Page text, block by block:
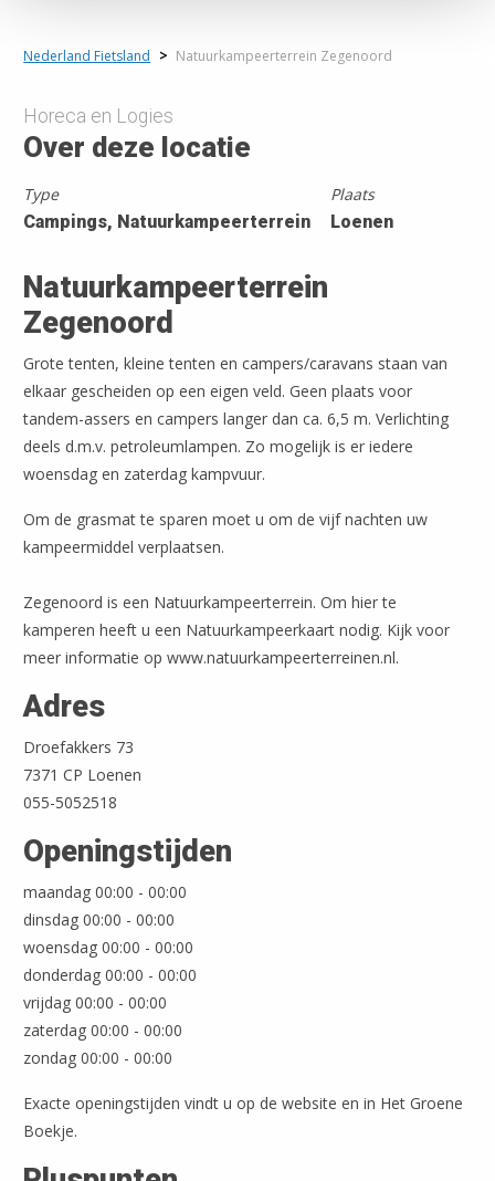
Nederland Fietsland > Natuurkampeerterrein Zegenoord
Horeca en Logies
Over deze locatie
Type
Campings, Natuurkampeerterrein
Plaats
Loenen
Natuurkampeerterrein
Zegenoord
Grote tenten, kleine tenten en campers/caravans staan van
elkaar gescheiden op een eigen veld. Geen plaats voor
tandem-assers en campers langer dan ca. 6,5 m. Verlichting
deels d.m.v. petroleumlampen. Zo mogelijk is er iedere
woensdag en zaterdag kampvuur.
Om de grasmat te sparen moet u om de vijf nachten uw
kampeermiddel verplaatsen.
Zegenoord is een Natuurkampeerterrein. Om hier te
kamperen heeft u een Natuurkampeerkaart nodig. Kijk voor
meer informatie op www.natuurkampeerterreinen.nl.
Adres
Droefakkers 73
7371 CP Loenen
055-5052518
Openingstijden
maandag 00:00 - 00:00
dinsdag 00:00 - 00:00
woensdag 00:00 - 00:00
donderdag 00:00 - 00:00
vrijdag 00:00 - 00:00
zaterdag 00:00 - 00:00
zondag 00:00 - 00:00
Exacte openingstijden vindt u op de website en in Het Groene
Boekje.